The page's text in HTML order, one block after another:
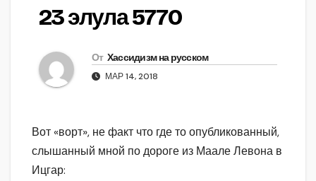
23 элула 5770
От Хассидизм на русском
МАР 14, 2018
Вот «ворт», не факт что где то опубликованный,
слышанный мной по дороге из Маале Левона в
Ицгар: